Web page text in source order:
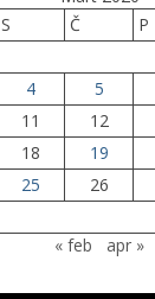
S Č P
4 5
11 12
18 19
25 26
« feb
apr »